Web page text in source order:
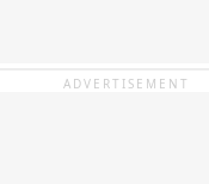
হবে পরিষেবা।
ADVERTISEMENT